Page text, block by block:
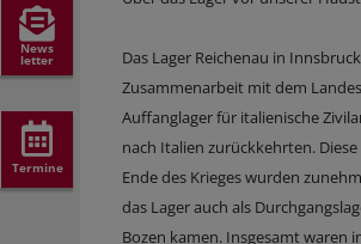
News
letter
Termine
Das Lager Reichenau in
Zusammenarbeit mit dem
Auffanglager für italienische
nach Italien zurückkehrten.
Ende des Krieges wurden
das Lager auch als
Bozen kamen. Insgesamt waren